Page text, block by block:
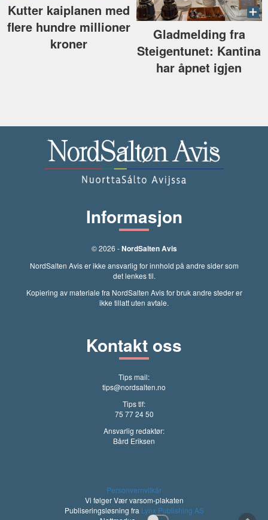
Kutter kaiplanen med
flere hundre millioner
kroner
Gladmelding fra
Steigentunet: Kantina
har åpnet igjen
Informasjon
© 2026 -NordSalten Avis
NordSalten Avis er ikke ansvarlig for innhold på andre sider som
det lenkes til.
Kopiering av materiale fra NordSalten Avis for bruk andre steder er
ikke tillatt uten avtale.
Kontakt oss
Tips mail:
tips@nordsalten.no
Tips tlf:
75 77 24 50
Ansvarlig redaktør:
Bård Eriksen
Personvernvilkår
Vi følger Vær varsom-plakaten
Publiseringsløsning fra Lynx Publishing AS